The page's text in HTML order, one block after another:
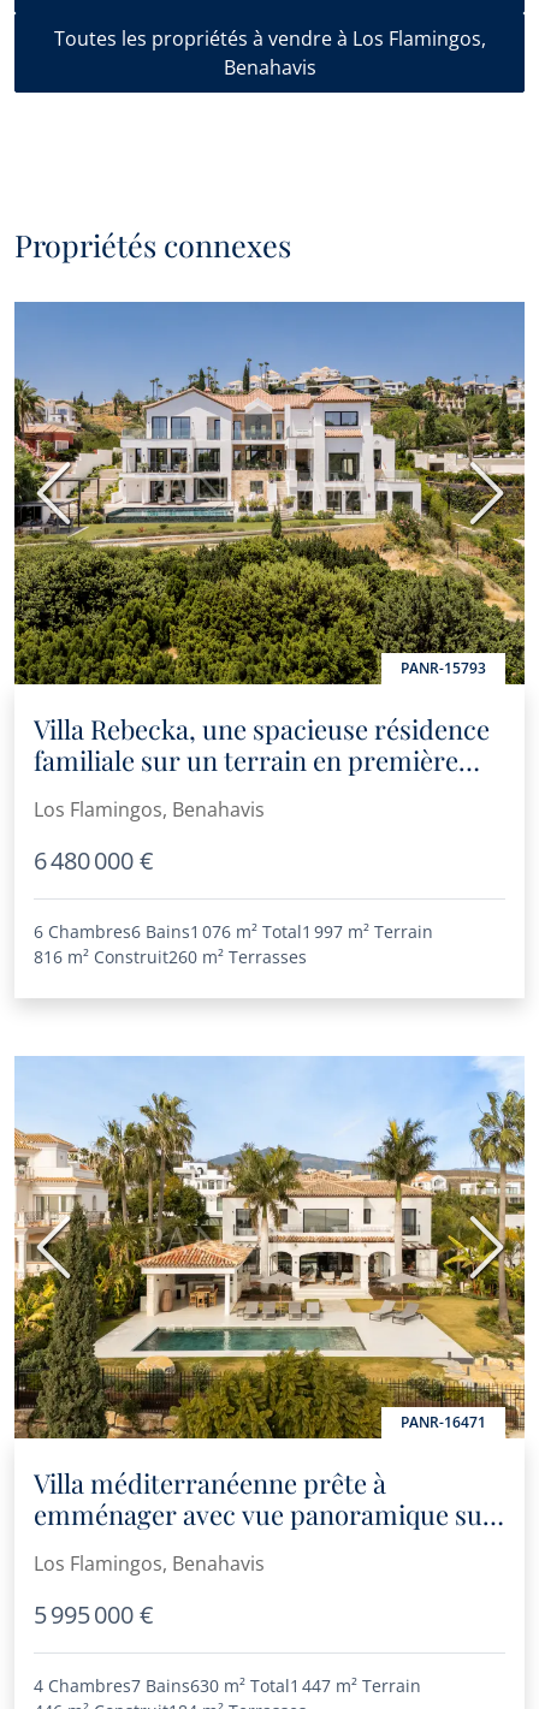
Toutes les propriétés à vendre à Los Flamingos,
Benahavis
Propriétés connexes
PANR-15793
Précédent
Villa Rebecka, une spacieuse résidence
familiale sur un terrain en première
Los Flamingos, Benahavis
6 480 000 €
6 Chambres6 Bains1 076 m² Total1 997 m² Terrain
816 m² Construit260 m² Terrasses
PANR-16471
Précédent
Villa méditerranéenne prête à
emménager avec vue panoramique sur
Los Flamingos, Benahavis
5 995 000 €
4 Chambres7 Bains630 m² Total1 447 m² Terrain